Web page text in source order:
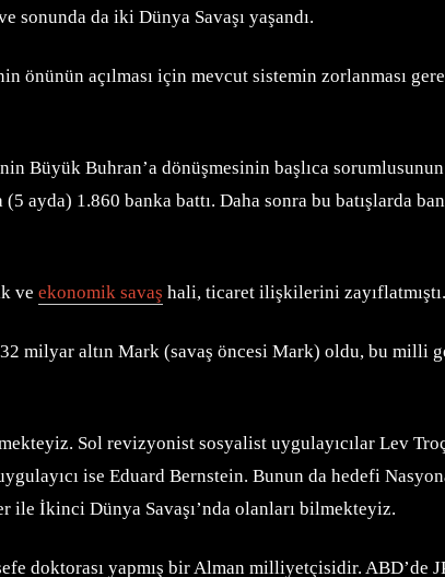
sonunda da iki Dünya Savaşı yaşandı.
açılması için mevcut sistemin zorlanması
Büyük Buhran’a dönüşmesinin başlıca
ayda) 1.860 banka battı. Daha sonra bu batışlarda
ve ekonomik savaş hali, ticaret ilişkilerini zayıflatmıştı.
milyar altın Mark (savaş öncesi Mark) oldu, bu milli
Sol revizyonist sosyalist uygulayıcılar Lev
ise Eduard Bernstein. Bunun da hedefi
ile İkinci Dünya Savaşı’nda olanları bilmekteyiz.
doktorası yapmış bir Alman milliyetçisidir. ABD’de